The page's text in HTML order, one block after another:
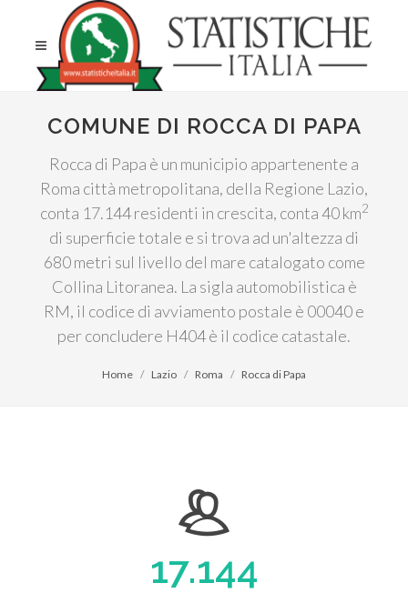
COMUNE DI ROCCA DI PAPA
Rocca di Papa è un municipio appartenente a
Roma città metropolitana, della Regione Lazio,
conta 17.144 residenti in crescita, conta 40 km2
di superficie totale e si trova ad un'altezza di
680 metri sul livello del mare catalogato come
Collina Litoranea. La sigla automobilistica è
RM, il codice di avviamento postale è 00040 e
per concludere H404 è il codice catastale.
Home Lazio Roma Rocca di Papa
17.144